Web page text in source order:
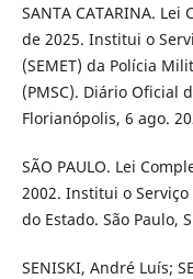
SANTA CATARINA.
de 2025. Institui o
(SEMET) da Polícia
(PMSC). Diário Oficial
Florianópolis, 6 ago.
SÃO PAULO. Lei
2002. Institui o
do Estado. São Paulo,
SENISKI, André Luís;